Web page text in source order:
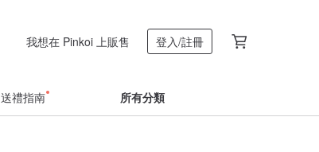
我想在 Pinkoi 上販售 登入/註冊
送禮指南 所有分類